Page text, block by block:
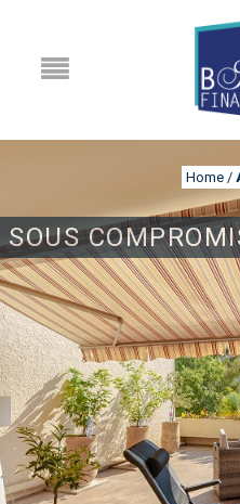
SOUS
Home /
ANNONCE